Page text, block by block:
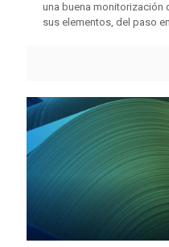
una buena monitorización
sus elementos, del paso